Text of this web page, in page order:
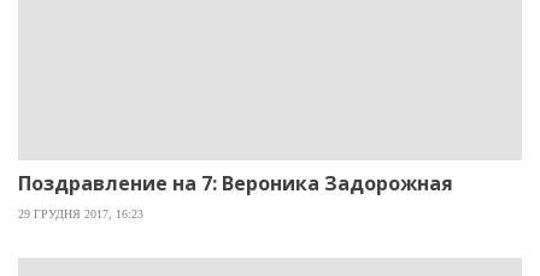
Поздравление на 7: Вероника Задорожная
29 ГРУДНЯ 2017, 16:23